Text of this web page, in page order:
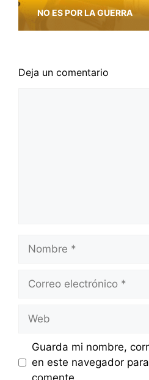
NO ES POR LA GUERRA
Deja un comentario
Nombre
Correo
Web
Guarda mi nombre,
en este navegador